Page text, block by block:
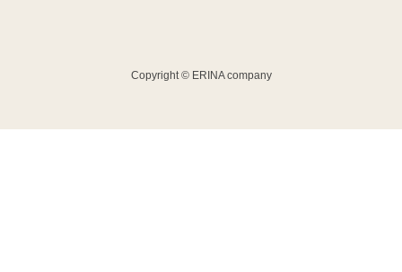
Copyright © ERINA company